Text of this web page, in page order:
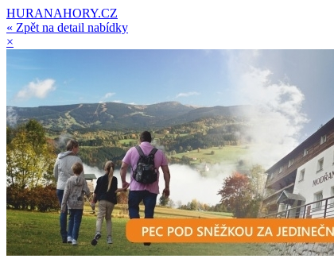
HURANAHORY.CZ
« Zpět na detail nabídky
×